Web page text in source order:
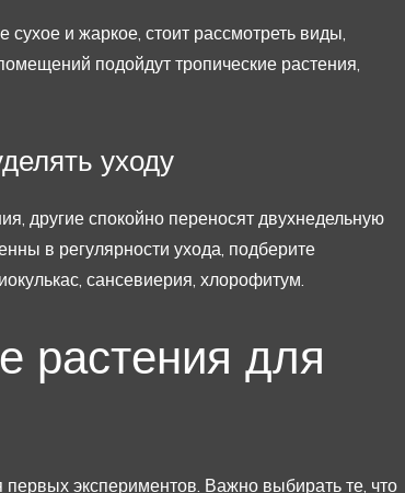
и жаркое, стоит рассмотреть виды,
подойдут тропические растения,
уходу
другие спокойно переносят двухнедельную
в регулярности ухода, подберите
сансевиерия, хлорофитум.
растения для
экспериментов. Важно выбирать те, что